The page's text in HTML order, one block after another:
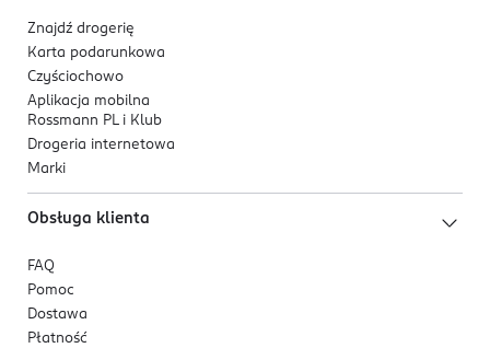
Znajdź drogerię
Karta podarunkowa
Czyściochowo
Aplikacja mobilna
Rossmann PL i Klub
Drogeria internetowa
Marki
Obsługa klienta
FAQ
Pomoc
Dostawa
Płatność